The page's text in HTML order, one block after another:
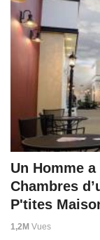
Un Homme
Chambres
P'tites
1,2M Vues